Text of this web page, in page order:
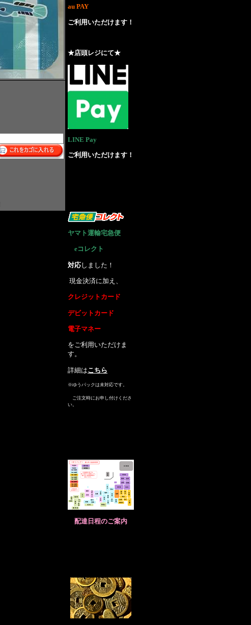
au PAY
ご利用いただけます！
★店頭レジにて★
LINE Pay
ご利用いただけます！
ヤマト運輸宅急便
eコレクト
対応しました！
現金決済に加え、
クレジットカード
デビットカード
電子マネー
をご利用いただけま
す。
詳細はこちら
※ゆうパックは未対応です。
ご注文時にお申し付けくださ
い。
配達日程のご案内